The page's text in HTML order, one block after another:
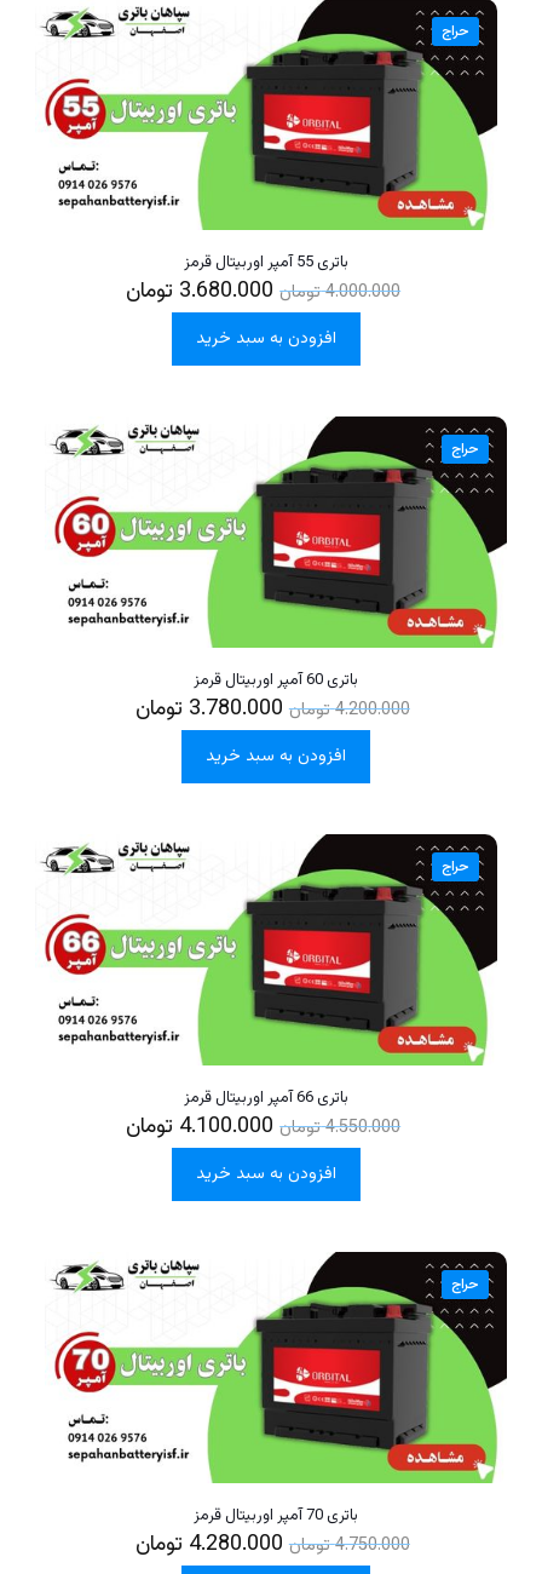
حراج
باتری 55 آمپر اوربیتال قرمز
4.000.000تومان 3.680.000 تومان
افزودن به سبد خرید
حراج
باتری 60 آمپر اوربیتال قرمز
4.200.000تومان 3.780.000 تومان
افزودن به سبد خرید
حراج
باتری 66 آمپر اوربیتال قرمز
4.550.000تومان 4.100.000 تومان
افزودن به سبد خرید
حراج
باتری 70 آمپر اوربیتال قرمز
4.750.000تومان 4.280.000 تومان